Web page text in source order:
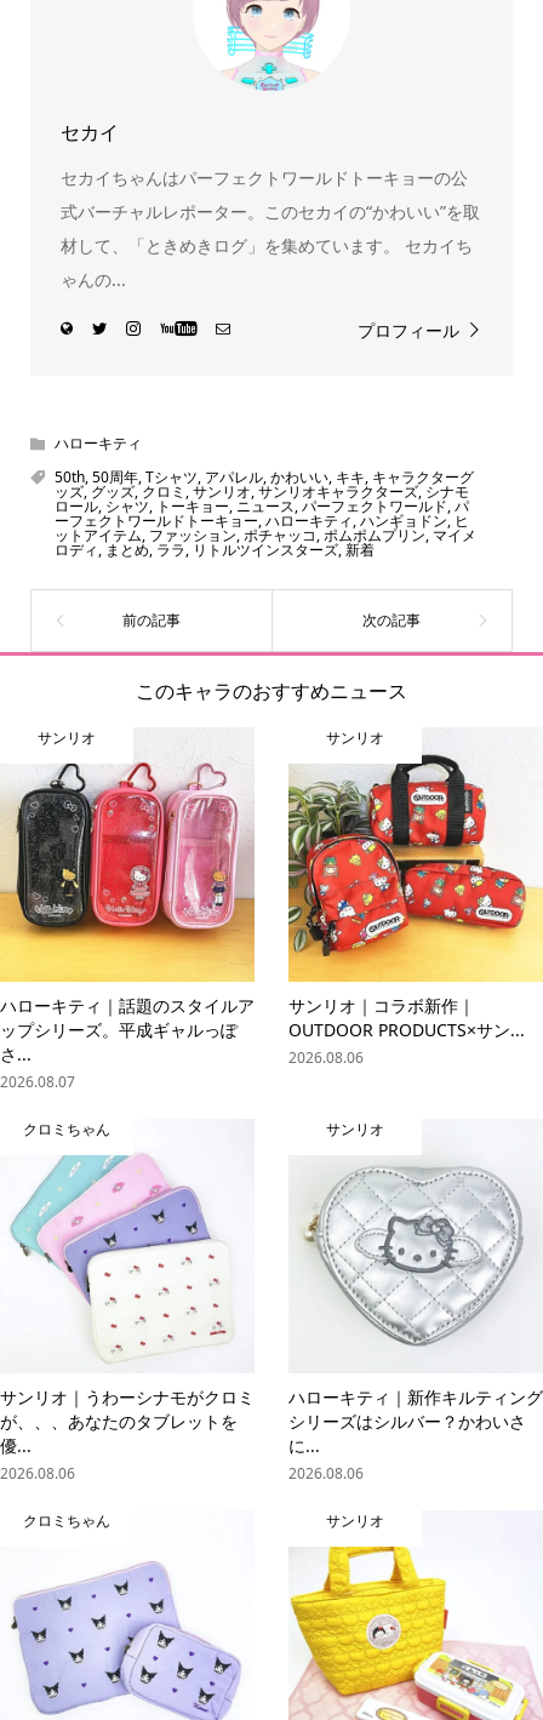
セカイ
セカイちゃんはパーフェクトワールドトーキョーの公
式バーチャルレポーター。このセカイの“かわいい”を取
材して、「ときめきログ」を集めています。 セカイち
ゃんの...
プロフィール
ハローキティ
50th,50周年,Tシャツ, アパレル,かわいい, キキ, キャラクターグ
ッズ, グッズ,クロミ ,サンリオ,サンリオキャラクターズ, シナモ
ロール, シャツ, トーキョー, ニュース,パーフェクトワールド,パ
ーフェクトワールドトーキョー,ハローキティ,ハンギョドン, ヒ
ットアイテム, ファッション,ポチャッコ,ポムポムプリン, マイメ
ロディ,まとめ, ララ, リトルツインスターズ,新着
このキャラのおすすめニュース
サンリオ
ハローキティ｜話題のスタイルア
ップシリーズ。平成ギャルっぽ
さ...
2026.08.07
サンリオ
サンリオ｜コラボ新作｜
OUTDOOR PRODUCTS×サン...
2026.08.06
クロミちゃん
サンリオ｜うわーシナモがクロミ
が、、、あなたのタブレットを
優...
2026.08.06
サンリオ
ハローキティ｜新作キルティング
シリーズはシルバー？かわいさ
に...
2026.08.06
クロミちゃん サンリオ
online store company info contact us share me!